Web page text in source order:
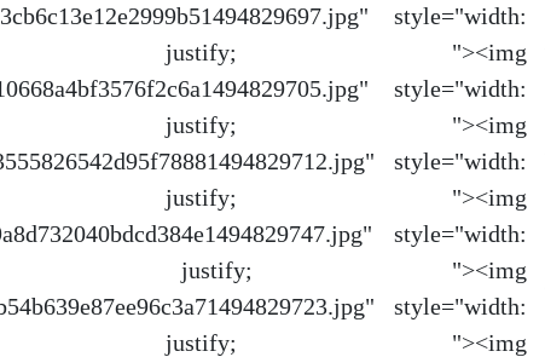
style="width:
align: justify; "><img
style="width:
align: justify; "><img
style="width:
align: justify; "><img
style="width:
align: justify; "><img
style="width:
align: justify; "><img